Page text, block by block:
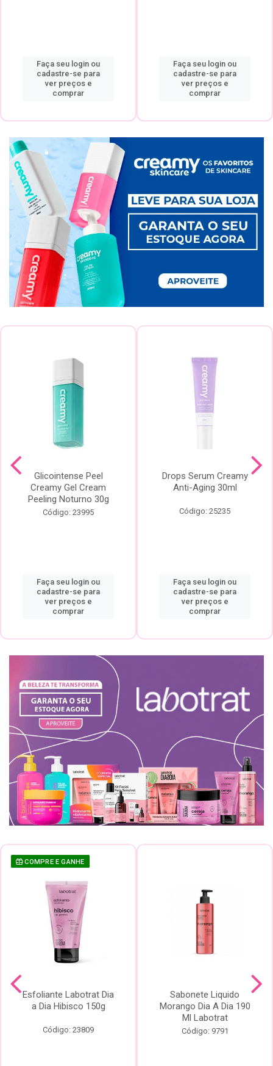
Faça seu login ou
cadastre-se para
ver preços e
comprar
Faça seu login ou
cadastre-se para
ver preços e
comprar
Glicointense Peel
Creamy Gel Cream
Peeling Noturno 30g
Código: 23995
Faça seu login ou
cadastre-se para
ver preços e
comprar
Drops Serum Creamy
Anti-Aging 30ml
Código: 25235
Faça seu login ou
cadastre-se para
ver preços e
comprar
COMPRE E GANHE
Esfoliante Labotrat Dia
a Dia Hibisco 150g
Código: 23809
Sabonete Liquido
Morango Dia A Dia 190
Ml Labotrat
Código: 9791